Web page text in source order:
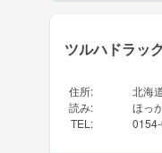
ツルハドラッ
住所:
北海
読み:
ほっ
TEL :